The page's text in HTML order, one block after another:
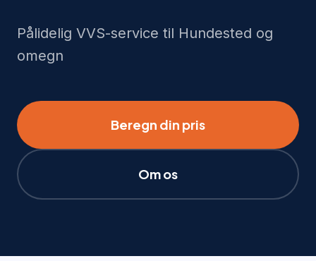
Pålidelig VVS-service til Hundested og
omegn
Beregn din pris
Om os